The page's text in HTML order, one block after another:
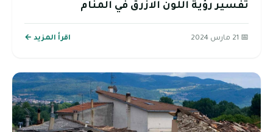
تفسير رؤية اللون الازرق في المنام
📅 21 مارس 2024 اقرأ المزيد ←